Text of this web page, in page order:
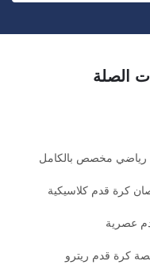
الصلة
مخصص بالكامل
كرة قدم كلاسيكية
عصرية
كرة قدم ريترو